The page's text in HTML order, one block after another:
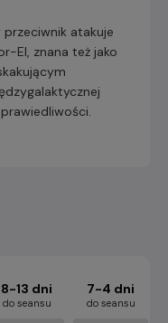
atakuje
El, znana też jako
8-13 dni
do seansu
7-4 dni
do seansu